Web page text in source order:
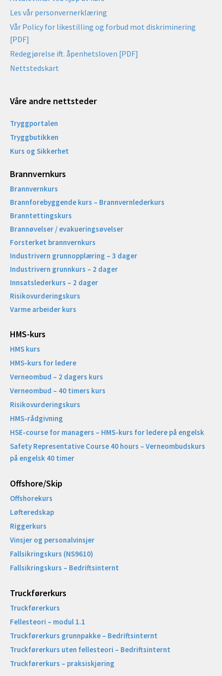
Les vår personvernerklæring
Vår Policy for likestilling og forbud mot diskriminering
[PDF]
Redegjørelse ift. åpenhetsloven [PDF]
Nettstedskart
Våre andre nettsteder
Tryggportalen
Tryggbutikken
Kurs og Sikkerhet
Brannvernkurs
Brannvernkurs
Brannforebyggende kurs – Brannvernlederkurs
Branntettingskurs
Brannøvelser / evakueringsøvelser
Forsterket brannvernkurs
Industrivern grunnopplæring – 3 dager
Industrivern grunnkurs – 2 dager
Innsatslederkurs – 2 dager
Risikovurderingskurs
Varme arbeider kurs
HMS-kurs
HMS kurs
HMS-kurs for ledere
Verneombud – 2 dagers kurs
Verneombud – 40 timers kurs
Risikovurderingskurs
HMS-rådgivning
HSE-course for managers – HMS-kurs for ledere på engelsk
Safety Representative Course 40 hours – Verneombudskurs
på engelsk 40 timer
Offshore/Skip​
Offshorekurs
Løfteredskap
Riggerkurs
Vinsjer og personalvinsjer
Fallsikringskurs (NS9610)
Fallsikringskurs – Bedriftsinternt
Truckførerkurs
Truckførerkurs
Fellesteori – modul 1.1
Truckførerkurs grunnpakke – Bedriftsinternt
Truckførerkurs uten fellesteori – Bedriftsinternt
Truckførerkurs – praksiskjøring